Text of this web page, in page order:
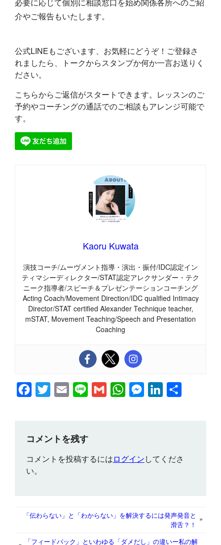
介やご報告もいたします。
公式LINEもございます、お気軽にどうぞ！ご登録さ
れましたら、トークからスタンプか何か一言お送りく
ださい。
こちらからご返信がスタートできます。レッスンのご
予約やコーチングの通話でのご相談もアレンジ可能で
す。
Kaoru Kuwata
演技コーチ/ムーヴメント指導・演出・振付/IDC認定イン
ティマシーディレクター/STAT認定アレクサンダー・テク
ニーク指導者/スピーチ＆プレゼンテーションコーチング
Acting Coach/Movement Direction/IDC qualified Intimacy
Director/STAT certified Alexander Technique teacher,
mSTAT, Movement Teaching/Speech and Presentation
Coaching
e
o
o
e
E
i
e
G
W
A
M
n
d
コメントを残す
コメントを投稿するにはログインしてくださ
い。
「伝わらない」と「わからない」を解決するには発声発音と
滑舌？！
»
「フィードバック」といわゆる「ダメだし」の違いー私の解